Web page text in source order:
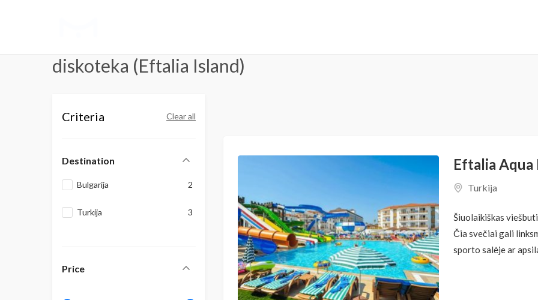
diskoteka (Eftalia Island)
Criteria Clear all
Destination
Bulgarija 2
Turkija 3
Price
Eftalia Aqua
Turkija
Šiuolaikiškas
Čia svečiai gali
sporto salėje ar